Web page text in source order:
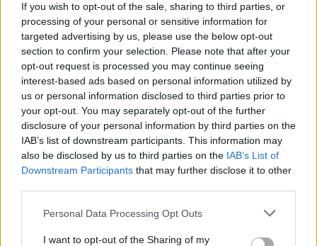
If you wish to opt-out of the sale, sharing to third parties, or
processing of your personal or sensitive information for
targeted advertising by us, please use the below opt-out
section to confirm your selection. Please note that after your
opt-out request is processed you may continue seeing
interest-based ads based on personal information utilized by
us or personal information disclosed to third parties prior to
your opt-out. You may separately opt-out of the further
disclosure of your personal information by third parties on the
IAB’s list of downstream participants. This information may
also be disclosed by us to third parties on the IAB’s List of
Downstream Participants that may further disclose it to other
Personal Data Processing Opt Outs
I want to opt-out of the Sharing of my
El sitio para móviles de AdWords y la aplicación
YouTube.
El sitio para móviles de YouTube y la aplicación
YouTube.
La búsqueda de vídeos en Google.
Click aquí para ver la respuesta
El sitio para móviles de YouTube y la
aplicación YouTube.
Si estás empezando a utilizarGoogle Ads
, te será útil